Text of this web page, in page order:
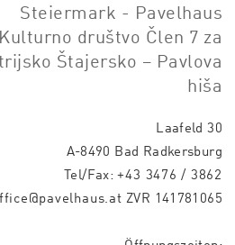
Steiermark - Pavelhaus
Kulturno društvo Člen 7 za
Štajersko – Pavlova
hiša
Laafeld 30
A-8490 Bad Radkersburg
Tel/Fax:+43 3476 / 3862
ZVR 141781065